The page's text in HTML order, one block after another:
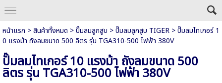
หน้าแรก >สินค้าทั้งหมด >ปั๊มลมลูกสูบ >ปั๊มลมลูกสูบ TIGER>ปั๊มลมไทเกอร์ 1
0 แรงม้า ถังลมขนาด 500 ลิตร รุ่น TGA310-500 ไฟฟ้า 380V
ปั๊มลมไทเกอร์ 10 แรงม้า ถังลมขนาด 500
ลิตร รุ่น TGA310-500 ไฟฟ้า 380V